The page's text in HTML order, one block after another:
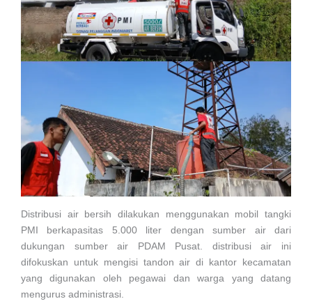
Distribusi air bersih dilakukan menggunakan mobil tangki
PMI berkapasitas 5.000 liter dengan sumber air dari
dukungan sumber air PDAM Pusat. distribusi air ini
difokuskan untuk mengisi tandon air di kantor kecamatan
yang digunakan oleh pegawai dan warga yang datang
mengurus administrasi.